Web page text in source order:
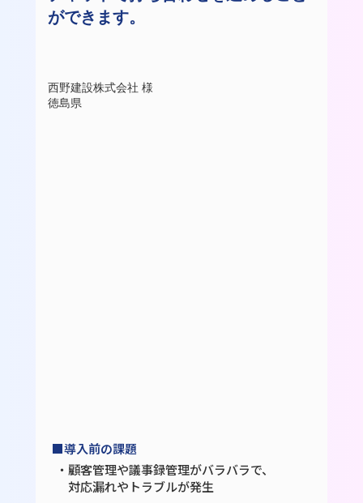
ができます。
西野建設株式会社 様
徳島県
■導入前の課題
・顧客管理や議事録管理がバラバラで、
対応漏れやトラブルが発生